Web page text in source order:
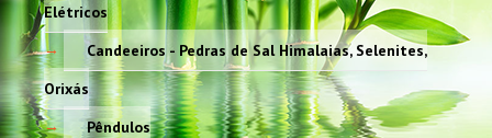
Elétricos
Candeeiros - Pedras de Sal Himalaias, Selenites,
Orixás
Pêndulos